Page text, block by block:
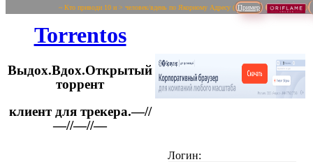
~ Кто приводи 10 и > человек/вдень по Якорному Адресу ( Пример
Torrentos
Выдох.Вдох.Открытый
торрент
Логин: